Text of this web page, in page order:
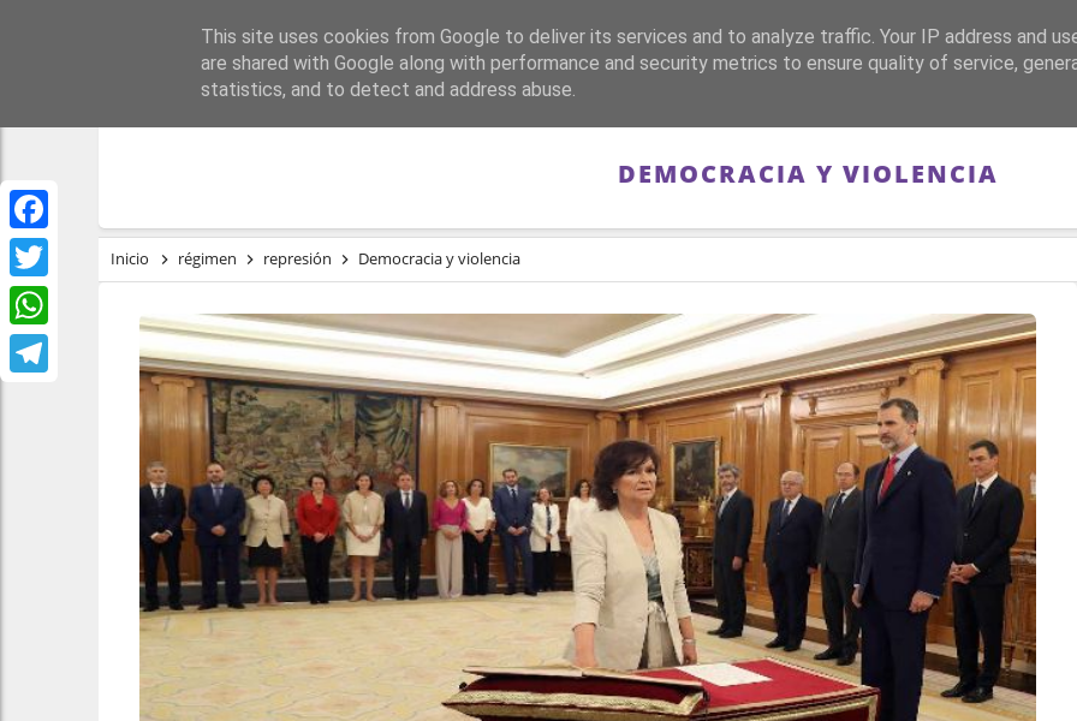
Facebook
Twitter
WhatsApp
PORTADA REPÚBLICA FRANQUISMO GUERRA DE ESPAÑA MEMORIA
DEMOCRACIA Y VIOLENCIA
Inicio régimen represión Democracia y violencia
This site uses cookies from Google to deliver its services and to analyze traffic. Your IP address and
are shared with Google along with performance and security metrics to ensure quality of service,
statistics, and to detect and address abuse.